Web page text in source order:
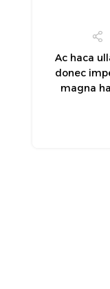
Ac haca
donec
magna